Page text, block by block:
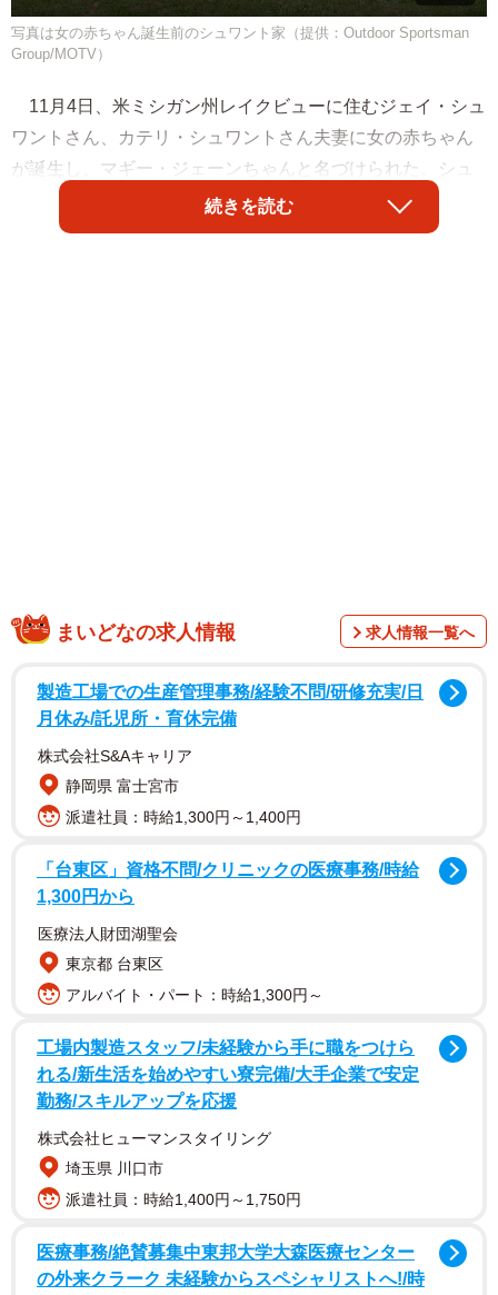
写真は女の赤ちゃん誕生前のシュワント家（提供：Outdoor Sportsman
Group/MOTV）
11月4日、米ミシガン州レイクビューに住むジェイ・シュ
ワントさん、カテリ・シュワントさん夫妻に女の赤ちゃん
が誕生し、マギー・ジェーンちゃんと名づけられた。シュ
ワント家はすでに14人の子宝を授かっているが、2歳から
28歳までの14人の子どもは男の子で、15人目にして初めて
ジェイさんは地元メディアのエム・ライブの取材に「ま
の子がいるので、医学的な理由で、女の子が生まれないの
だろうなと思っていた」と話している。これまでの妊娠で
も生まれるまで性別を把握していたことはなく、今回も生
まれるまでは女の子だと知らなかった。女の子を望んでい
たが、授かるとは思っていなかったので、名前を考えたこ
う。
一家を取材し、番組で取り上げているアウトドアスポー
ツマングループのプレスリリースによると、ジェイさん、
カテリさんはともに45歳。高校時代から交際し、フェリス
を続けながら、子どもを産み育てた。大学を卒業後も、カ
テリさんはグランドバレー州立大の大学院でソーシャルワ
学位を取得した。
夫妻には孫も1人いて、三男の子どもである孫は女の子だ
という。28歳で長男のタイラーさんは「まさか妹ができる
とは思ってもいなかった」と驚きを隠さない。
続きを読む
まいどなの求人情報 求人情報一覧へ
製造工場での生産管理事務/経験不問/研修充実/日
月休み/託児所・育休完備
株式会社S&Aキャリア
静岡県 富士宮市
派遣社員：時給1,300円～1,400円
「台東区」資格不問/クリニックの医療事務/時給
1,300円から
医療法人財団湖聖会
東京都 台東区
アルバイト・パート：時給1,300円～
工場内製造スタッフ/未経験から手に職をつけら
れる/新生活を始めやすい寮完備/大手企業で安定
勤務/スキルアップを応援
株式会社ヒューマンスタイリング
埼玉県 川口市
派遣社員：時給1,400円～1,750円
医療事務/絶賛募集中東邦大学大森医療センター
の外来クラーク 未経験からスペシャリストへ!/時